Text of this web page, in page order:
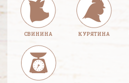
СВИНИНА КУРЯТИНА